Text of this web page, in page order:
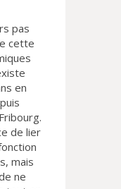
pas
cette
en
de lier
mais
ne